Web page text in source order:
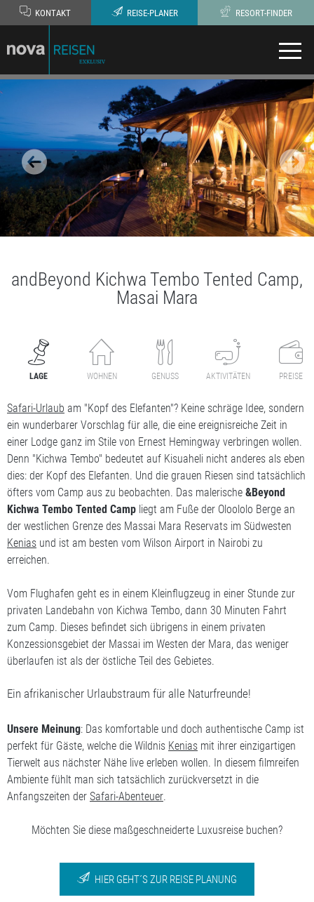
KONTAKT REISE-PLANER RESORT-FINDER
andBeyond Kichwa Tembo Tented Camp,
Masai Mara
LAGE WOHNEN GENUSS AKTIVITÄTEN PREISE
Safari-Urlaub am "Kopf des Elefanten"? Keine schräge Idee, sondern
ein wunderbarer Vorschlag für alle, die eine ereignisreiche Zeit in
einer Lodge ganz im Stile von Ernest Hemingway verbringen wollen.
Denn "Kichwa Tembo" bedeutet auf Kisuaheli nicht anderes als eben
dies: der Kopf des Elefanten. Und die grauen Riesen sind tatsächlich
öfters vom Camp aus zu beobachten. Das malerische &Beyond
Kichwa Tembo Tented Camp liegt am Fuße der Oloololo Berge an
der westlichen Grenze des Massai Mara Reservats im Südwesten
Kenias und ist am besten vom Wilson Airport in Nairobi zu
erreichen.
Vom Flughafen geht es in einem Kleinflugzeug in einer Stunde zur
privaten Landebahn von Kichwa Tembo, dann 30 Minuten Fahrt
zum Camp. Dieses befindet sich übrigens in einem privaten
Konzessionsgebiet der Massai im Westen der Mara, das weniger
überlaufen ist als der östliche Teil des Gebietes.
Ein afrikanischer Urlaubstraum für alle Naturfreunde!
Unsere Meinung: Das komfortable und doch authentische Camp ist
perfekt für Gäste, welche die Wildnis Kenias mit ihrer einzigartigen
Tierwelt aus nächster Nähe live erleben wollen. In diesem filmreifen
Ambiente fühlt man sich tatsächlich zurückversetzt in die
Anfangszeiten der Safari-Abenteuer.
Möchten Sie diese maßgeschneiderte Luxusreise buchen?
HIER GEHT´S ZUR REISE PLANUNG